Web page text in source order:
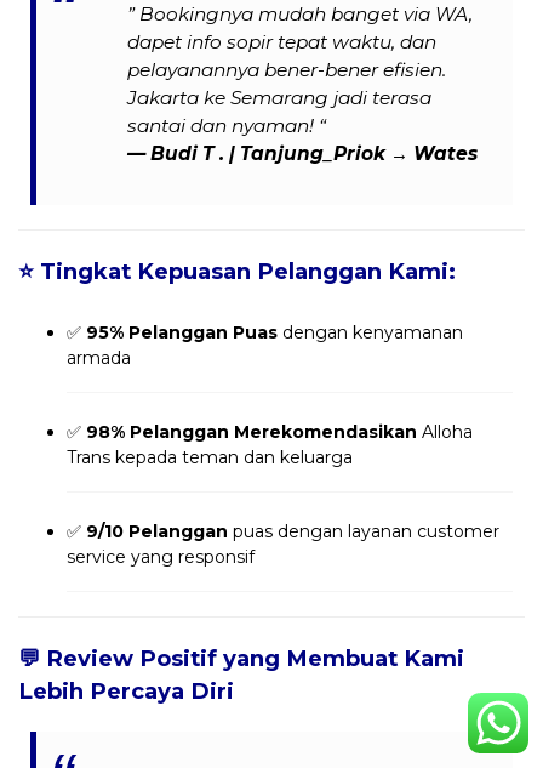
” Bookingnya mudah banget via WA,
dapet info sopir tepat waktu, dan
pelayanannya bener-bener efisien.
Jakarta ke Semarang jadi terasa
santai dan nyaman! “
—Budi T . | Tanjung_Priok → Wates
⭐ Tingkat Kepuasan Pelanggan Kami:
✅ 95% Pelanggan Puas dengan kenyamanan
armada
✅ 98% Pelanggan Merekomendasikan Alloha
Trans kepada teman dan keluarga
✅ 9/10 Pelanggan puas dengan layanan customer
service yang responsif
💬 Review Positif yang Membuat Kami
Lebih Percaya Diri